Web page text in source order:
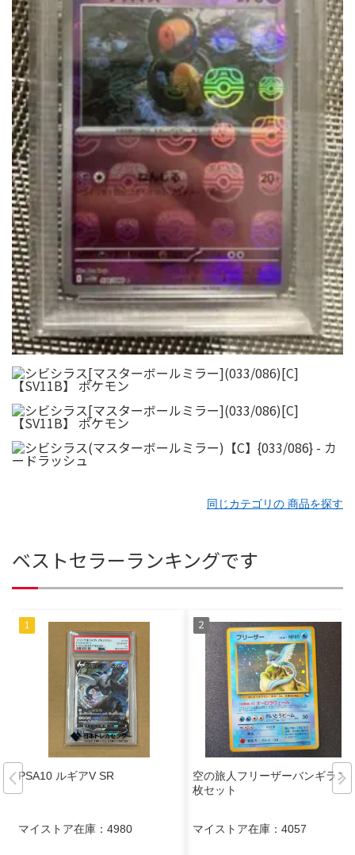
同じカテゴリの 商品を探す
ベストセラーランキングです
PSA10 ルギアV SR
マイストア在庫： 4980
空の旅人フリーザーバンギラス2
枚セット
マイストア在庫： 4057